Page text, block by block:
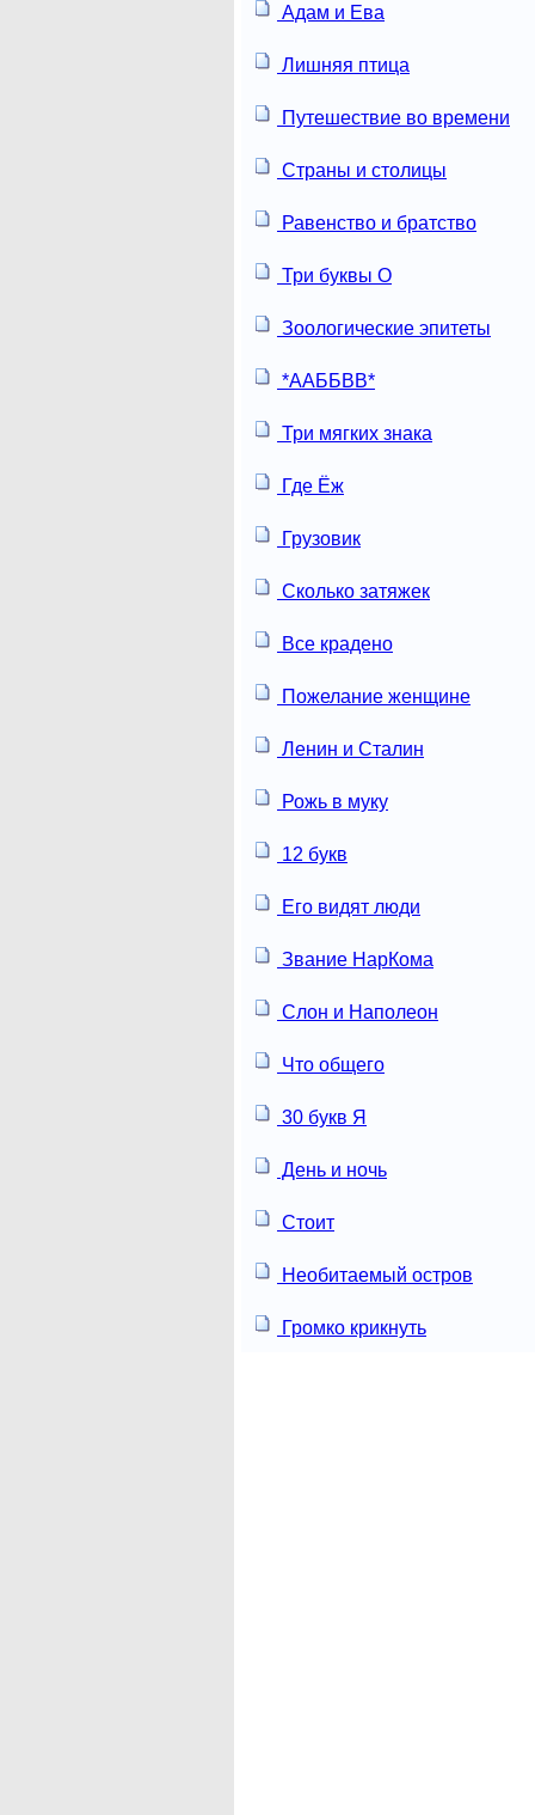
Адам и Ева
Лишняя птица
Путешествие во времени
Страны и столицы
Равенство и братство
Три буквы О
Зоологические эпитеты
*ААББВВ*
Три мягких знака
Где Ёж
Грузовик
Сколько затяжек
Все крадено
Пожелание женщине
Ленин и Сталин
Рожь в муку
12 букв
Его видят люди
Звание НарКома
Слон и Наполеон
Что общего
30 букв Я
День и ночь
Стоит
Необитаемый остров
Громко крикнуть